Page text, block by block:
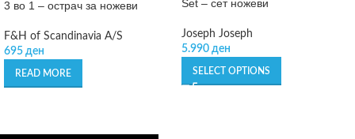
3 во 1 – острач за ножеви
F&H of Scandinavia A/S
695 ден
READ MORE
Set – сет ножеви
Joseph Joseph
5.990 ден
SELECT OPTIONS